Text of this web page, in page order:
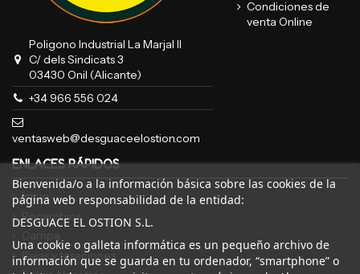
Poligono Industrial La Marjal II
C/ dels Sindicats 3
03430 Onil (Alicante)
+34 966 556 024
ventasweb@desguaceelostion.com
Condiciones de
venta Online
ENLACES RÁPIDOS
Inicio
Recambios
Bajas y tasaciones
Bienvenida/o a la información básica sobre las cookies de la
página web responsabilidad de la entidad:
DESGUACE EL OSTION S.L.
Una cookie o galleta informática es un pequeño archivo de
información que se guarda en tu ordenador, “smartphone” o